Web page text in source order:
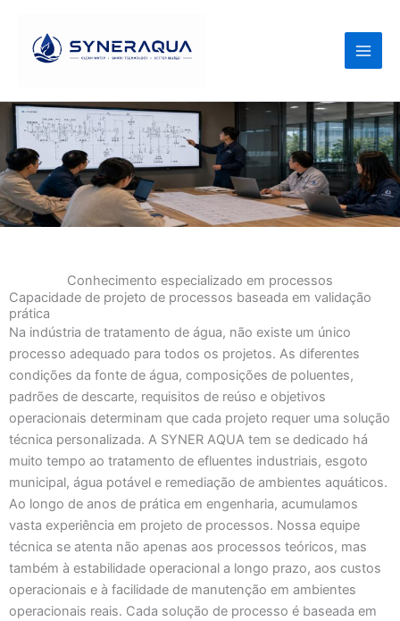
Conhecimento especializado em processos
Capacidade de projeto de processos baseada em validação
prática
Na indústria de tratamento de água, não existe um único
processo adequado para todos os projetos. As diferentes
condições da fonte de água, composições de poluentes,
padrões de descarte, requisitos de reúso e objetivos
operacionais determinam que cada projeto requer uma solução
técnica personalizada. A SYNER AQUA tem se dedicado há
muito tempo ao tratamento de efluentes industriais, esgoto
municipal, água potável e remediação de ambientes aquáticos.
Ao longo de anos de prática em engenharia, acumulamos
vasta experiência em projeto de processos. Nossa equipe
técnica se atenta não apenas aos processos teóricos, mas
também à estabilidade operacional a longo prazo, aos custos
operacionais e à facilidade de manutenção em ambientes
operacionais reais. Cada solução de processo é baseada em